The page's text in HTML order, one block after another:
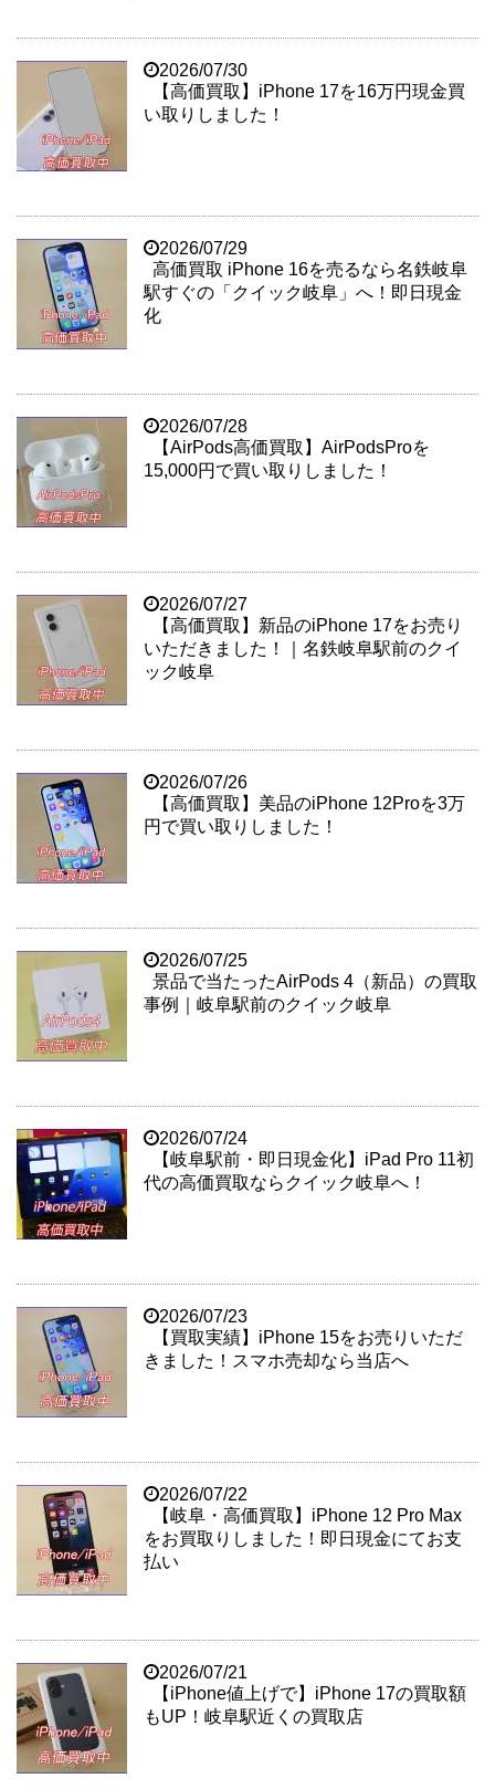
2026/07/30
【高価買取】iPhone 17を16万円現金買
い取りしました！
2026/07/29
高価買取 iPhone 16を売るなら名鉄岐阜
駅すぐの「クイック岐阜」へ！即日現金
化
2026/07/28
【AirPods高価買取】AirPodsProを
15,000円で買い取りしました！
2026/07/27
【高価買取】新品のiPhone 17をお売り
いただきました！｜名鉄岐阜駅前のクイ
ック岐阜
2026/07/26
【高価買取】美品のiPhone 12Proを3万
円で買い取りしました！
2026/07/25
景品で当たったAirPods 4（新品）の買取
事例｜岐阜駅前のクイック岐阜
2026/07/24
【岐阜駅前・即日現金化】iPad Pro 11初
代の高価買取ならクイック岐阜へ！
2026/07/23
【買取実績】iPhone 15をお売りいただ
きました！スマホ売却なら当店へ
2026/07/22
【岐阜・高価買取】iPhone 12 Pro Max
をお買取りしました！即日現金にてお支
払い
2026/07/21
【iPhone値上げで】iPhone 17の買取額
もUP！岐阜駅近くの買取店